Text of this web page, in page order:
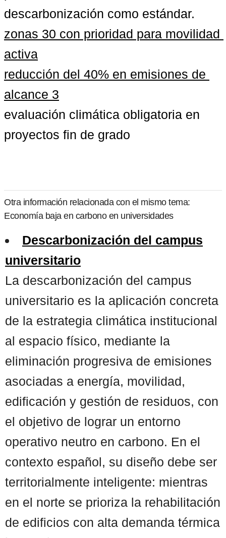
zonas 30 con prioridad para movilidad
activa
reducción del 40% en emisiones de
alcance 3
evaluación climática obligatoria en
proyectos fin de grado
Otra información relacionada con el mismo tema:
Economía baja en carbono en universidades
Descarbonización del campus
universitario
La descarbonización del campus
universitario es la aplicación concreta
de la estrategia climática institucional
al espacio físico, mediante la
eliminación progresiva de emisiones
asociadas a energía, movilidad,
edificación y gestión de residuos, con
el objetivo de lograr un entorno
operativo neutro en carbono. En el
contexto español, su diseño debe ser
territorialmente inteligente: mientras
en el norte se prioriza la rehabilitación
de edificios con alta demanda térmica